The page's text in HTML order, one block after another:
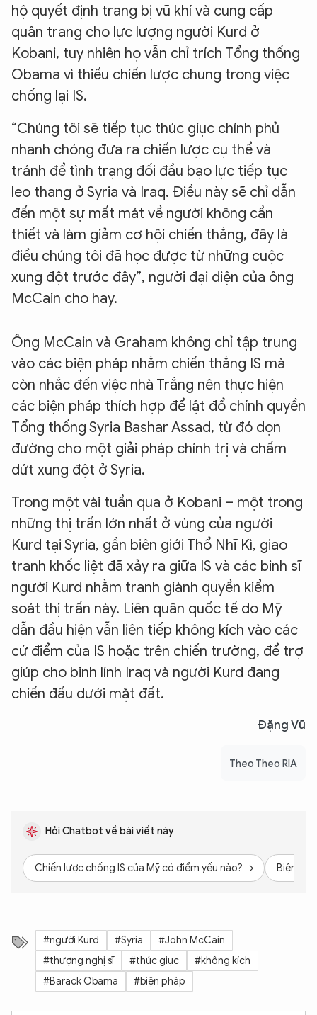
hộ quyết định trang bị vũ khí và cung cấp
quân trang cho lực lượng người Kurd ở
Kobani, tuy nhiên họ vẫn chỉ trích Tổng thống
Obama vì thiếu chiến lược chung trong việc
chống lại IS.
“Chúng tôi sẽ tiếp tục thúc giục chính phủ
nhanh chóng đưa ra chiến lược cụ thể và
tránh để tình trạng đối đầu bạo lực tiếp tục
leo thang ở Syria và Iraq. Điều này sẽ chỉ dẫn
đến một sự mất mát về người không cần
thiết và làm giảm cơ hội chiến thắng, đây là
điều chúng tôi đã học được từ những cuộc
xung đột trước đây”, người đại diện của ông
McCain cho hay.
Ông McCain và Graham không chỉ tập trung
vào các biện pháp nhằm chiến thắng IS mà
còn nhắc đến việc nhà Trắng nên thực hiện
các biện pháp thích hợp để lật đổ chính quyền
Tổng thống Syria Bashar Assad, từ đó dọn
đường cho một giải pháp chính trị và chấm
dứt xung đột ở Syria.
Trong một vài tuần qua ở Kobani – một trong
những thị trấn lớn nhất ở vùng của người
Kurd tại Syria, gần biên giới Thổ Nhĩ Kì, giao
tranh khốc liệt đã xảy ra giữa IS và các binh sĩ
người Kurd nhằm tranh giành quyền kiểm
soát thị trấn này. Liên quân quốc tế do Mỹ
dẫn đầu hiện vẫn liên tiếp không kích vào các
cứ điểm của IS hoặc trên chiến trường, để trợ
giúp cho binh lính Iraq và người Kurd đang
chiến đấu dưới mặt đất.
Đặng Vũ
Theo Theo RIA
Hỏi Chatbot về bài viết này
Chiến lược chống IS của Mỹ có điểm yếu nào? Biện
#người Kurd #Syria
#John McCain
#thượng nghị sĩ
#thúc giục
#không kích
#Barack Obama
#biện pháp